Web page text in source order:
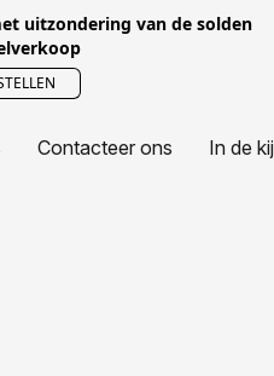
uitzondering van de solden
Contacteer ons In de